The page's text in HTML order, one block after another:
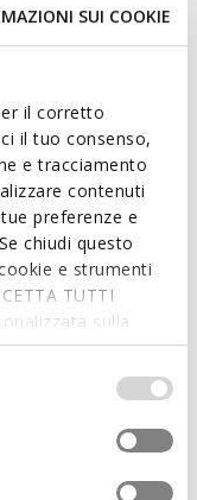
SUI COOKIE
il corretto
il tuo consenso,
e tracciamento
contenuti
preferenze e
chiudi questo
e strumenti
TUTTI
sulla
quali cookies ed
Per maggiori
momento le
dal design grintoso
sua particolare
in materiale
versione
la città che
e garantisce il
protezione e